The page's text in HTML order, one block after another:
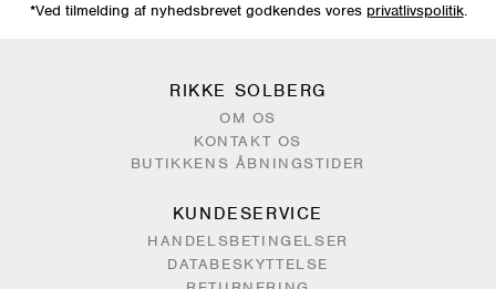
*Ved tilmelding af nyhedsbrevet godkendes vores privatlivspolitik.
RIKKE SOLBERG
OM OS
KONTAKT OS
BUTIKKENS ÅBNINGSTIDER
KUNDESERVICE
HANDELSBETINGELSER
DATABESKYTTELSE